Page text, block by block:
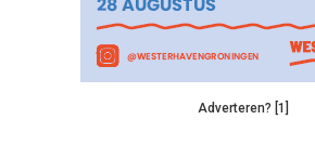
Adverteren? [1]